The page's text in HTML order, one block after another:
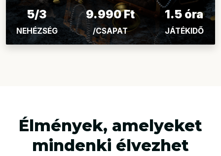
5/3
NEHÉZSÉG
9.990 Ft
/CSAPAT
1.5 óra
JÁTÉKIDŐ
Élmények, amelyeket
mindenki élvezhet